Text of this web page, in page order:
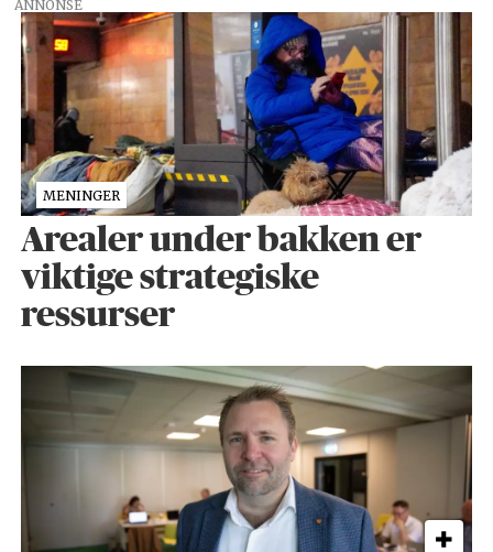
ANNONSE
MENINGER
Arealer under bakken er
viktige strategiske
ressurser